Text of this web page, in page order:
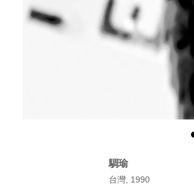
騆瑜
台灣, 1990